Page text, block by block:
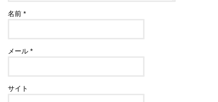
名前*
メール*
サイト